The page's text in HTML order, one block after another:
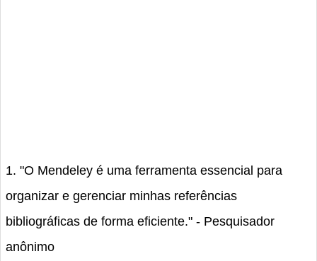
1. "O Mendeley é uma ferramenta essencial para
organizar e gerenciar minhas referências
bibliográficas de forma eficiente." - Pesquisador
anônimo